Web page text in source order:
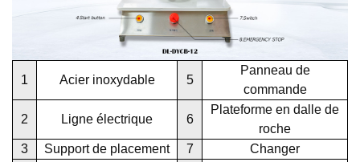
1 Acier inoxydable 5
Panneau de
commande
2 Ligne électrique 6
Plateforme en dalle de
roche
3
Support de placement 7
Changer